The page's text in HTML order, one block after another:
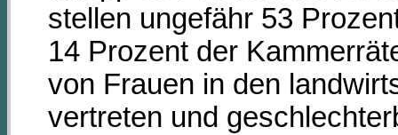
stellen ungefähr 53
14 Prozent der
von Frauen in den
vertreten und